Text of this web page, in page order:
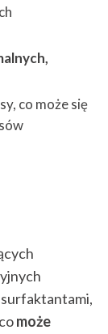
co może się
może